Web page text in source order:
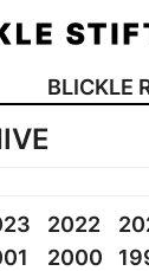
BLICKLE
2022
2000